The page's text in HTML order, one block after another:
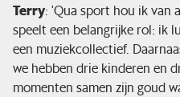
Terry: 'Qua sport hou ik van
speelt een belangrijke rol: ik
een muziekcollectief.
we hebben drie kinderen en
momenten samen zijn goud